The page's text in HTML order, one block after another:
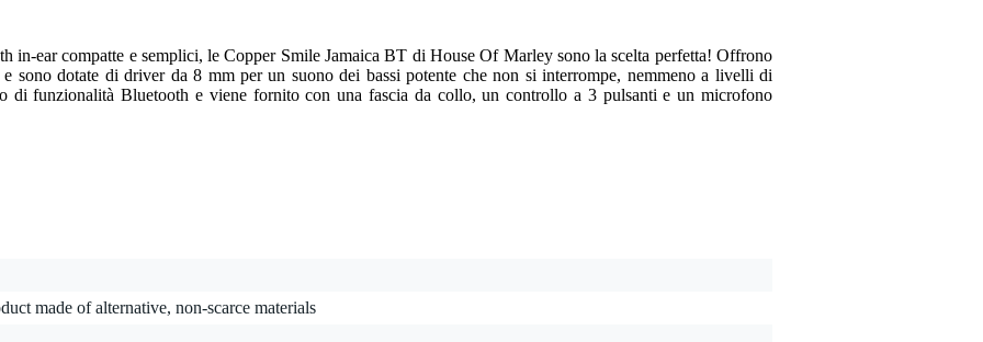
in-ear compatte e semplici, le Copper Smile Jamaica BT di House Of Marley sono la scelta perfetta! Offrono
sono dotate di driver da 8 mm per un suono dei bassi potente che non si interrompe, nemmeno a livelli di
di funzionalità Bluetooth e viene fornito con una fascia da collo, un controllo a 3 pulsanti e un microfono
made of alternative, non-scarce materials